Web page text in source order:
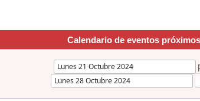
Calendario de eventos próximos